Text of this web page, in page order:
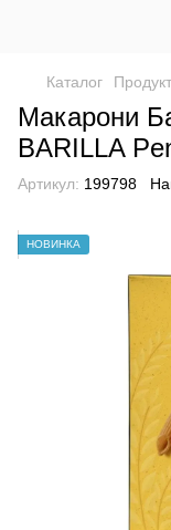
Каталог
Макарони
BARILLA
Артикул: 199798
НОВИНКА